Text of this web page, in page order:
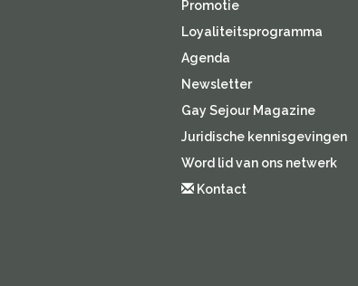
Promotie
Loyaliteitsprogramma
Agenda
Newsletter
Gay Sejour Magazine
Juridische kennisgevingen
Word lid van ons netwerk
Kontact